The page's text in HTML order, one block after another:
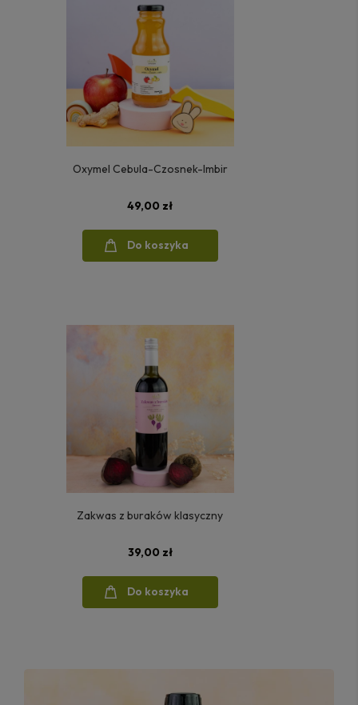
Oxymel Cebula-Czosnek-Imbir
49,00 zł
Do koszyka
Zakwas z buraków klasyczny
39,00 zł
Do koszyka